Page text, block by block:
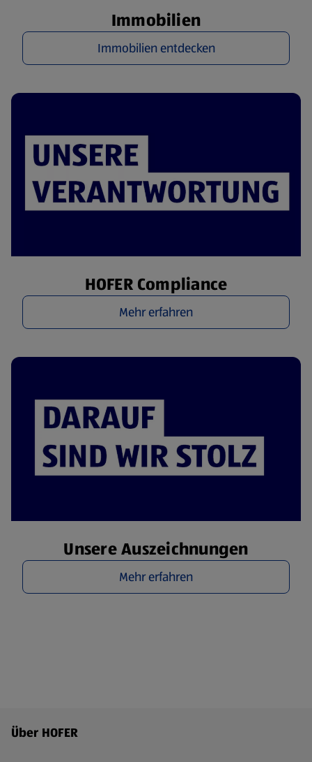
Immobilien
Immobilien entdecken
HOFER Compliance
Mehr erfahren
Unsere Auszeichnungen
Mehr erfahren
Fußzeilenmenü - weitere Links
Über HOFER